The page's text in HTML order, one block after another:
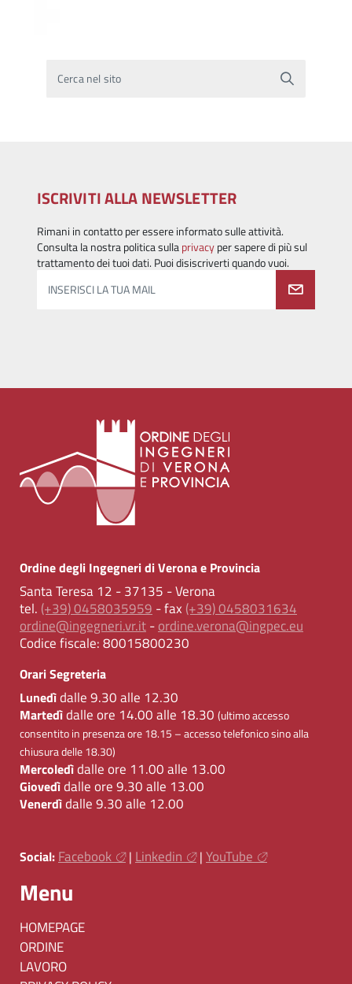
Cerca nel sito
ISCRIVITI ALLA NEWSLETTER
Rimani in contatto per essere informato sulle attività.
Consulta la nostra politica sullaprivacyper sapere di più sul
trattamento dei tuoi dati. Puoi disiscriverti quando vuoi.
INSERISCI LA TUA MAIL
Ordine degli Ingegneri di Verona e Provincia
Santa Teresa 12 - 37135 - Verona
tel. (+39) 0458035959 - fax (+39) 0458031634
ordine@ingegneri.vr.it-ordine.verona@ingpec.eu
Codice fiscale:80015800230
Orari Segreteria
Lunedìdalle 9.30 alle 12.30
Martedìdalle ore 14.00 alle 18.30 (ultimo accesso
consentito in presenza ore 18.15 – accesso telefonico sino alla
chiusura delle 18.30)
Mercoledìdalle ore 11.00 alle 13.00
Giovedìdalle ore 9.30 alle 13.00
Venerdìdalle 9.30 alle 12.00
Social: Facebook | Linkedin | YouTube
Menu
HOMEPAGE
ORDINE
LAVORO